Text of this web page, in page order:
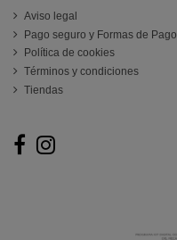
Aviso legal
Pago seguro y Formas de Pago
Política de cookies
Términos y condiciones
Tiendas